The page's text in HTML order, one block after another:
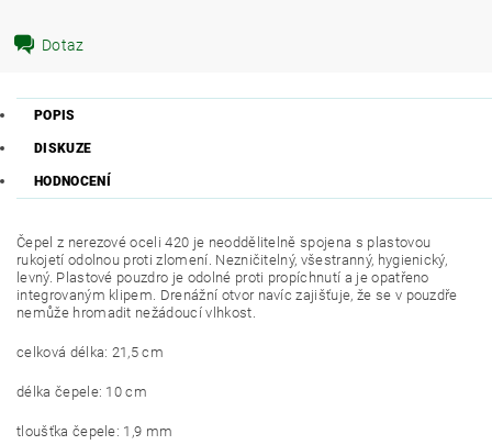
Dotaz
POPIS
DISKUZE
HODNOCENÍ
Čepel z nerezové oceli 420 je neoddělitelně spojena s plastovou
rukojetí odolnou proti zlomení. Nezničitelný, všestranný, hygienický,
levný. Plastové pouzdro je odolné proti propíchnutí a je opatřeno
integrovaným klipem. Drenážní otvor navíc zajišťuje, že se v pouzdře
nemůže hromadit nežádoucí vlhkost.
celková délka: 21,5 cm
délka čepele: 10 cm
tloušťka čepele: 1,9 mm